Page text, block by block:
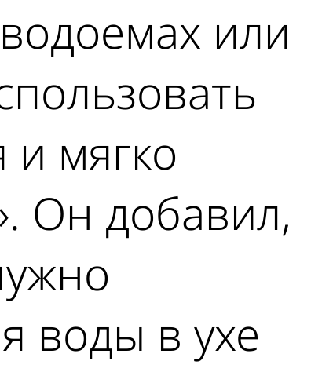
или
мягко
Он добавил,
воды в ухе